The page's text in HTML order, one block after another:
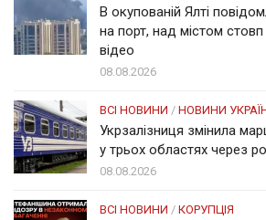
В окупованій Ялті
на порт, над містом
відео
08.08.2026
ВСІ НОВИНИ / НОВИНИ
Укрзалізниця змінила
у трьох областях через
08.08.2026
ВСІ НОВИНИ / КОРУПЦІЯ